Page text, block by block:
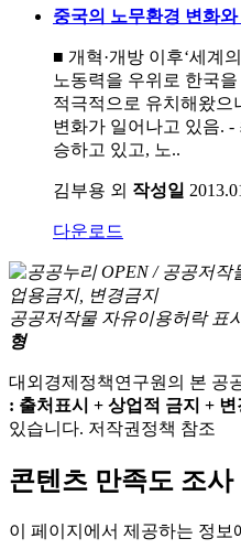
중국의 노무환경 변화
■ 개혁·개방 이후‘세계
노동력을 우위로 한국
적극적으로 유치해왔으
변화가 일어나고 있음.
승하고 있고, 노..
김부용 외 작성일
다운로드
공공저작물 자유이용허락 표
형
대외경제정책연구원의 본 공
: 출처표시 + 상업적 금지 + 변
있습니다. 저작권정책 참조
콘텐츠 만족도 조사
이 페이지에서 제공하는 정보